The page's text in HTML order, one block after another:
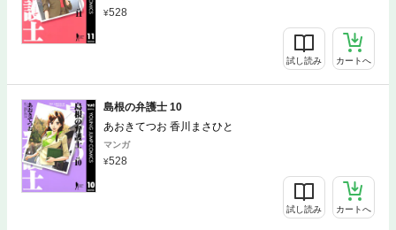
528
試し読み カートへ
島根の弁護士 10
あおきてつお 香川まさひと
マンガ
528
試し読み カートへ